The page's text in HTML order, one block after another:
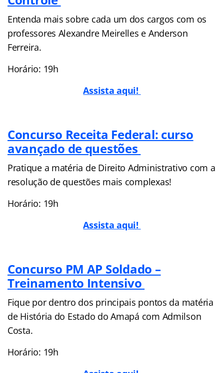
Entenda mais sobre cada um dos cargos com os
professores Alexandre Meirelles e Anderson
Ferreira.
Horário: 19h
Assista aqui!
Concurso Receita Federal: curso
avançado de questões
Pratique a matéria de Direito Administrativo com a
resolução de questões mais complexas!
Horário: 19h
Assista aqui!
Concurso PM AP Soldado –
Treinamento Intensivo
Fique por dentro dos principais pontos da matéria
de História do Estado do Amapá com Admilson
Costa.
Horário: 19h